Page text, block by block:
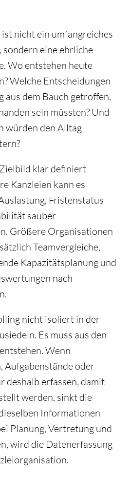
nicht ein umfangreiches
eine ehrliche
Wo entstehen heute
Welche Entscheidungen
aus dem Bauch getroffen,
sein müssten? Und
würden den Alltag
klar definiert
Kanzleien kann es
Fristenstatus
sauber
Größere Organisationen
Teamvergleiche,
Kapazitätsplanung und
nach
nicht isoliert in der
Es muss aus den
Wenn
oder
deshalb erfassen, damit
werden, sinkt die
Informationen
Planung, Vertretung und
wird die Datenerfassung